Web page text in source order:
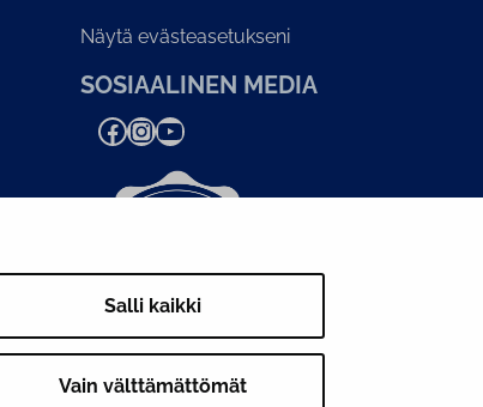
Salli kaikki
Vain välttämättömät
Näytä evästeasetukseni
SOSIAALINEN MEDIA
Facebook InstagramYouTube